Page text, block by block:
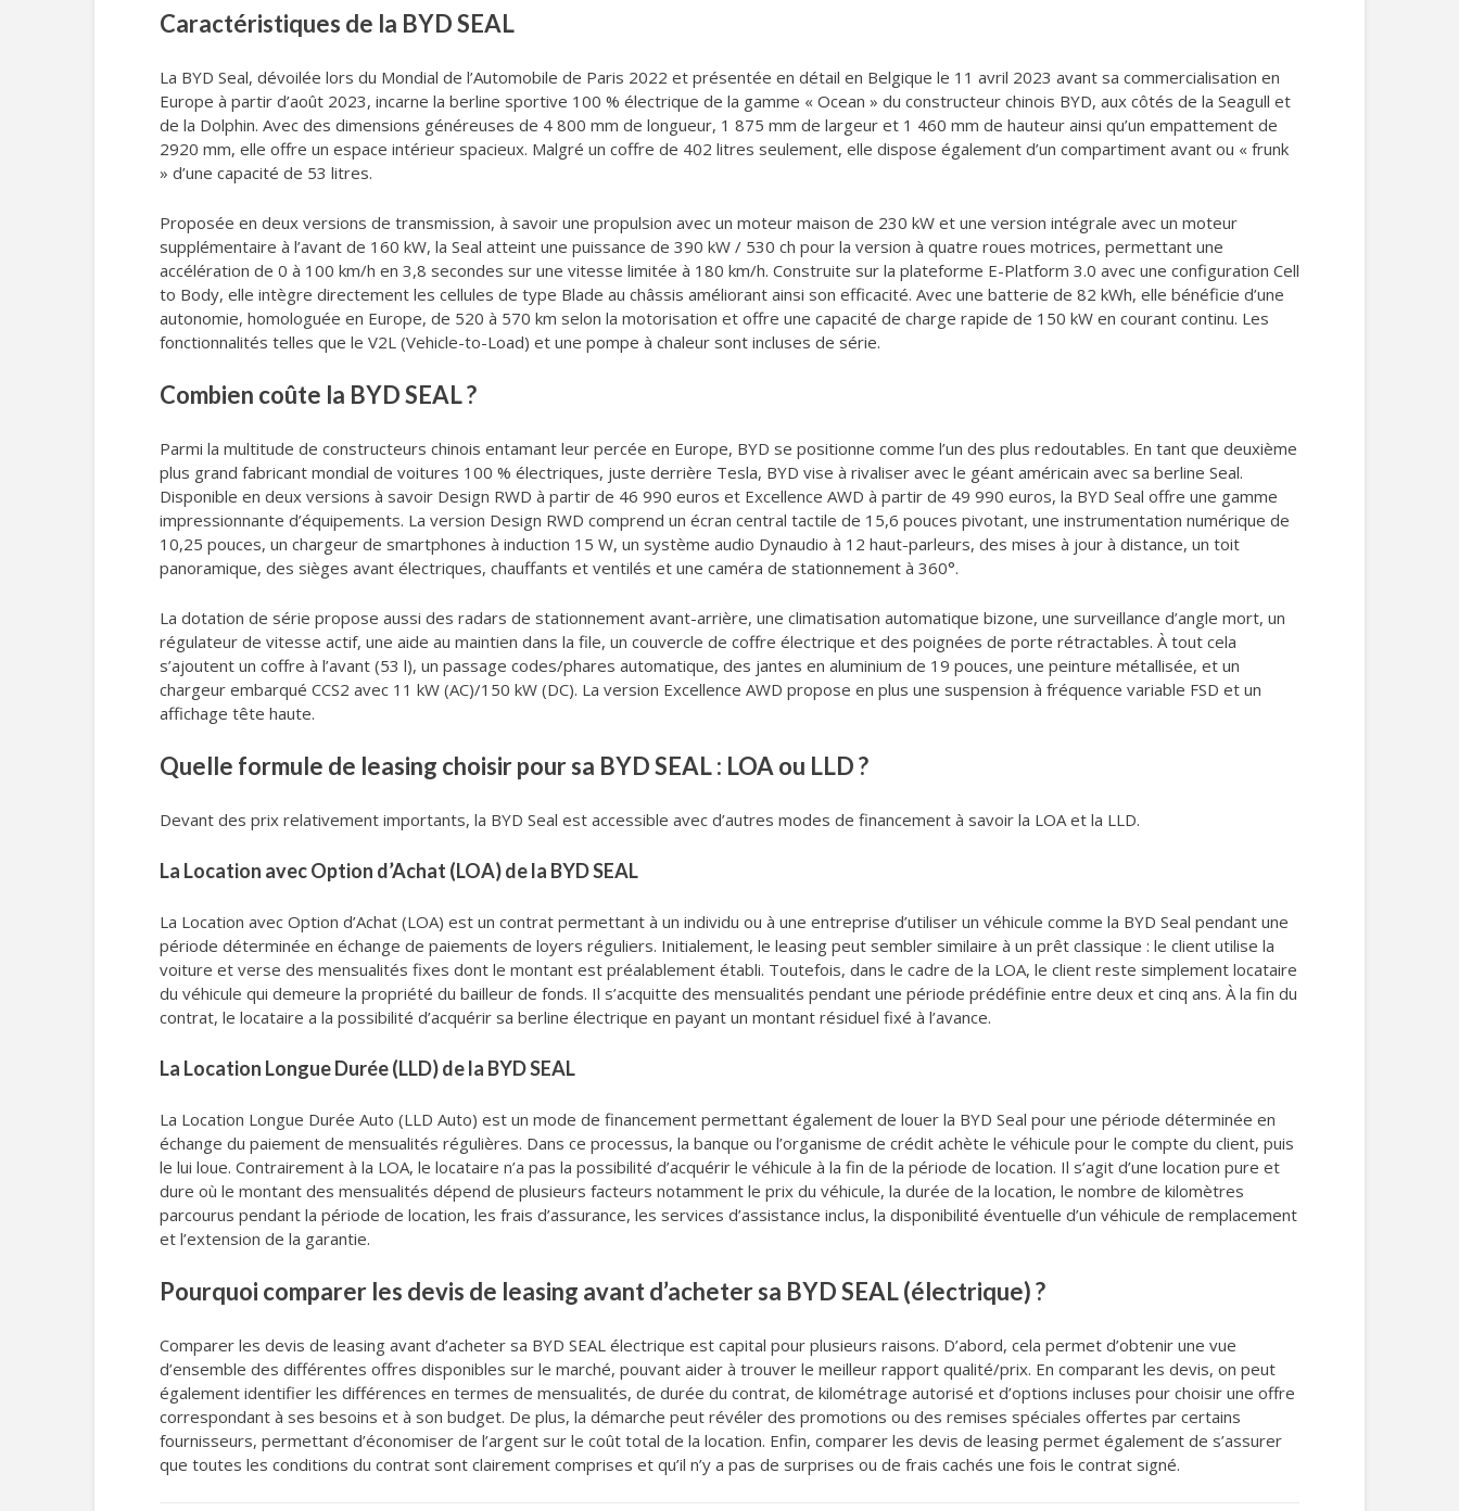
Caractéristiques de la BYD SEAL
La BYD Seal, dévoilée lors du Mondial de l’Automobile de Paris 2022 et présentée en détail en Belgique le 11 avril 2023 avant sa commercialisation en
Europe à partir d’août 2023, incarne la berline sportive 100 % électrique de la gamme « Ocean » du constructeur chinois BYD, aux côtés de la Seagull et
de la Dolphin. Avec des dimensions généreuses de 4 800 mm de longueur, 1 875 mm de largeur et 1 460 mm de hauteur ainsi qu’un empattement de
2920 mm, elle offre un espace intérieur spacieux. Malgré un coffre de 402 litres seulement, elle dispose également d’un compartiment avant ou « frunk
» d’une capacité de 53 litres.
Proposée en deux versions de transmission, à savoir une propulsion avec un moteur maison de 230 kW et une version intégrale avec un moteur
supplémentaire à l’avant de 160 kW, la Seal atteint une puissance de 390 kW / 530 ch pour la version à quatre roues motrices, permettant une
accélération de 0 à 100 km/h en 3,8 secondes sur une vitesse limitée à 180 km/h. Construite sur la plateforme E-Platform 3.0 avec une configuration Cell
to Body, elle intègre directement les cellules de type Blade au châssis améliorant ainsi son efficacité. Avec une batterie de 82 kWh, elle bénéficie d’une
autonomie, homologuée en Europe, de 520 à 570 km selon la motorisation et offre une capacité de charge rapide de 150 kW en courant continu. Les
fonctionnalités telles que le V2L (Vehicle-to-Load) et une pompe à chaleur sont incluses de série.
Combien coûte la BYD SEAL ?
Parmi la multitude de constructeurs chinois entamant leur percée en Europe, BYD se positionne comme l’un des plus redoutables. En tant que deuxième
plus grand fabricant mondial de voitures 100 % électriques, juste derrière Tesla, BYD vise à rivaliser avec le géant américain avec sa berline Seal.
Disponible en deux versions à savoir Design RWD à partir de 46 990 euros et Excellence AWD à partir de 49 990 euros, la BYD Seal offre une gamme
impressionnante d’équipements. La version Design RWD comprend un écran central tactile de 15,6 pouces pivotant, une instrumentation numérique de
10,25 pouces, un chargeur de smartphones à induction 15 W, un système audio Dynaudio à 12 haut-parleurs, des mises à jour à distance, un toit
panoramique, des sièges avant électriques, chauffants et ventilés et une caméra de stationnement à 360°.
La dotation de série propose aussi des radars de stationnement avant-arrière, une climatisation automatique bizone, une surveillance d’angle mort, un
régulateur de vitesse actif, une aide au maintien dans la file, un couvercle de coffre électrique et des poignées de porte rétractables. À tout cela
s’ajoutent un coffre à l’avant (53 l), un passage codes/phares automatique, des jantes en aluminium de 19 pouces, une peinture métallisée, et un
chargeur embarqué CCS2 avec 11 kW (AC)/150 kW (DC). La version Excellence AWD propose en plus une suspension à fréquence variable FSD et un
affichage tête haute.
Quelle formule de leasing choisir pour sa BYD SEAL : LOA ou LLD ?
Devant des prix relativement importants, la BYD Seal est accessible avec d’autres modes de financement à savoir la LOA et la LLD.
La Location avec Option d’Achat (LOA) de la BYD SEAL
La Location avec Option d’Achat (LOA) est un contrat permettant à un individu ou à une entreprise d’utiliser un véhicule comme la BYD Seal pendant une
période déterminée en échange de paiements de loyers réguliers. Initialement, le leasing peut sembler similaire à un prêt classique : le client utilise la
voiture et verse des mensualités fixes dont le montant est préalablement établi. Toutefois, dans le cadre de la LOA, le client reste simplement locataire
du véhicule qui demeure la propriété du bailleur de fonds. Il s’acquitte des mensualités pendant une période prédéfinie entre deux et cinq ans. À la fin du
contrat, le locataire a la possibilité d’acquérir sa berline électrique en payant un montant résiduel fixé à l’avance.
La Location Longue Durée (LLD) de la BYD SEAL
La Location Longue Durée Auto (LLD Auto) est un mode de financement permettant également de louer la BYD Seal pour une période déterminée en
échange du paiement de mensualités régulières. Dans ce processus, la banque ou l’organisme de crédit achète le véhicule pour le compte du client, puis
le lui loue. Contrairement à la LOA, le locataire n’a pas la possibilité d’acquérir le véhicule à la fin de la période de location. Il s’agit d’une location pure et
dure où le montant des mensualités dépend de plusieurs facteurs notamment le prix du véhicule, la durée de la location, le nombre de kilomètres
parcourus pendant la période de location, les frais d’assurance, les services d’assistance inclus, la disponibilité éventuelle d’un véhicule de remplacement
et l’extension de la garantie.
Pourquoi comparer les devis de leasing avant d’acheter sa BYD SEAL (électrique) ?
Comparer les devis de leasing avant d’acheter sa BYD SEAL électrique est capital pour plusieurs raisons. D’abord, cela permet d’obtenir une vue
d’ensemble des différentes offres disponibles sur le marché, pouvant aider à trouver le meilleur rapport qualité/prix. En comparant les devis, on peut
également identifier les différences en termes de mensualités, de durée du contrat, de kilométrage autorisé et d’options incluses pour choisir une offre
correspondant à ses besoins et à son budget. De plus, la démarche peut révéler des promotions ou des remises spéciales offertes par certains
fournisseurs, permettant d’économiser de l’argent sur le coût total de la location. Enfin, comparer les devis de leasing permet également de s’assurer
que toutes les conditions du contrat sont clairement comprises et qu’il n’y a pas de surprises ou de frais cachés une fois le contrat signé.